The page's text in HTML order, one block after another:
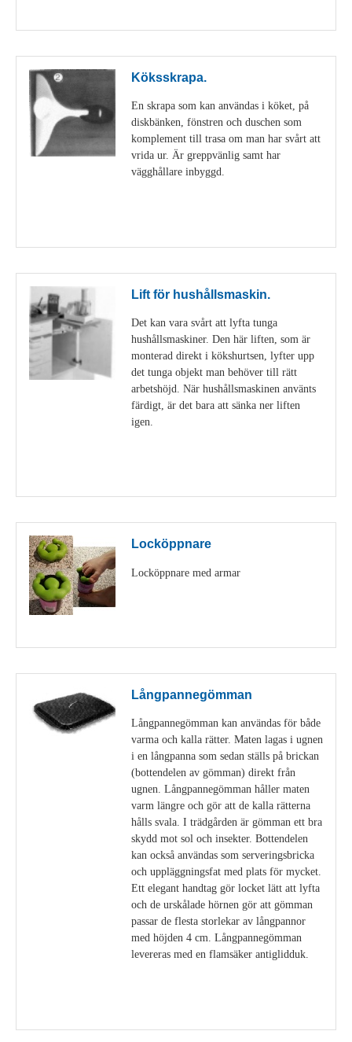
Köksskrapa.
En skrapa som kan användas i köket, på
diskbänken, fönstren och duschen som
komplement till trasa om man har svårt att
vrida ur. Är greppvänlig samt har
vägghållare inbyggd.
Lift för hushållsmaskin.
Det kan vara svårt att lyfta tunga
hushållsmaskiner. Den här liften, som är
monterad direkt i kökshurtsen, lyfter upp
det tunga objekt man behöver till rätt
arbetshöjd. När hushållsmaskinen använts
färdigt, är det bara att sänka ner liften
igen.
Locköppnare
Locköppnare med armar
Långpannegömman
Långpannegömman kan användas för både
varma och kalla rätter. Maten lagas i ugnen
i en långpanna som sedan ställs på brickan
(bottendelen av gömman) direkt från
ugnen. Långpannegömman håller maten
varm längre och gör att de kalla rätterna
hålls svala. I trädgården är gömman ett bra
skydd mot sol och insekter. Bottendelen
kan också användas som serveringsbricka
och uppläggningsfat med plats för mycket.
Ett elegant handtag gör locket lätt att lyfta
och de urskålade hörnen gör att gömman
passar de flesta storlekar av långpannor
med höjden 4 cm. Långpannegömman
levereras med en flamsäker antiglidduk.